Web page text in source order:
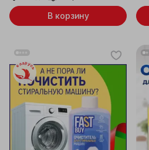
В корзину
Беларусь